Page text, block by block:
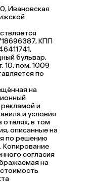
Ивановская
КПП
бульвар,
10, пом. 1009
по
на
рекламой и
и условия
отелях, в том
описанные на
по решению
Копирование
согласия
на